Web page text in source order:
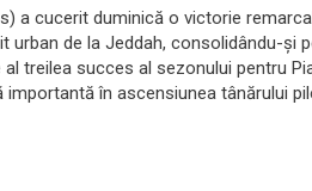
a cucerit duminică o victorie
de la Jeddah, consolidându-și
treilea succes al sezonului pentru
în ascensiunea tânărului